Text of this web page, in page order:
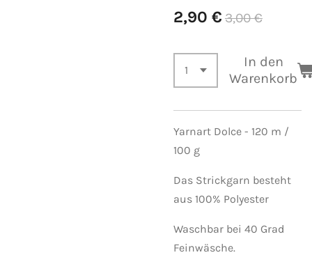
2,90 € 3,00 €
In den
Warenkorb
Yarnart Dolce - 120 m /
100 g
Das Strickgarn besteht
aus 100% Polyester
Waschbar bei 40 Grad
Feinwäsche.